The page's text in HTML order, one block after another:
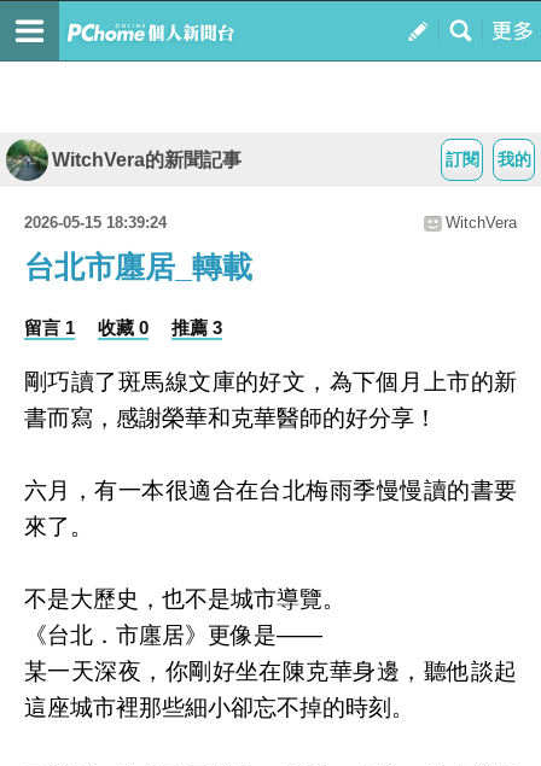
我的
訂閱
WitchVera的新聞記事
2026-05-15 18:39:24 WitchVera
台北市廛居_轉載
留言 1 收藏 0 推薦 3
剛巧讀了斑馬線文庫的好文，為下個月上市的新
書而寫，感謝榮華和克華醫師的好分享！
六月，有一本很適合在台北梅雨季慢慢讀的書要
來了。
不是大歷史，也不是城市導覽。
《台北．市廛居》更像是——
某一天深夜，你剛好坐在陳克華身邊，聽他談起
這座城市裡那些細小卻忘不掉的時刻。